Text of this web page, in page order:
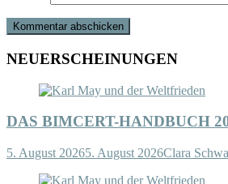
NEUERSCHEINUNGEN
DAS BIMCERT-HANDBUCH
5. August 20265. August 2026Clara